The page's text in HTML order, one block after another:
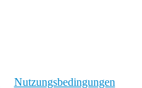
Nutzungsbedingungen